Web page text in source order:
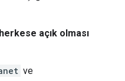
açık olması
ve